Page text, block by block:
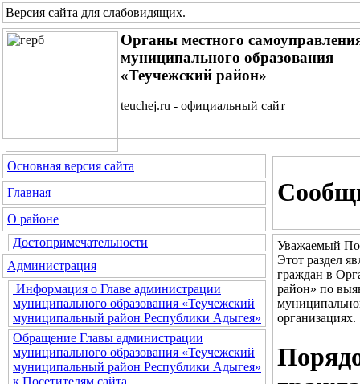
Версия сайта для слабовидящих.
Органы местного
муниципального образования
«Теучежский район»
teuchej.ru - официальный сайт
Основная версия сайта
Главная
О районе
Достопримечательности
Администрация
Информация о Главе администрации
муниципального образования «Теучежский
муниципальный район Республики Адыгея»
Обращение Главы администрации
муниципального образования «Теучежский
муниципальный район Республики Адыгея»
к Посетителям сайта
Уважаемый
Этот раздел
граждан в
район» по
организациях.